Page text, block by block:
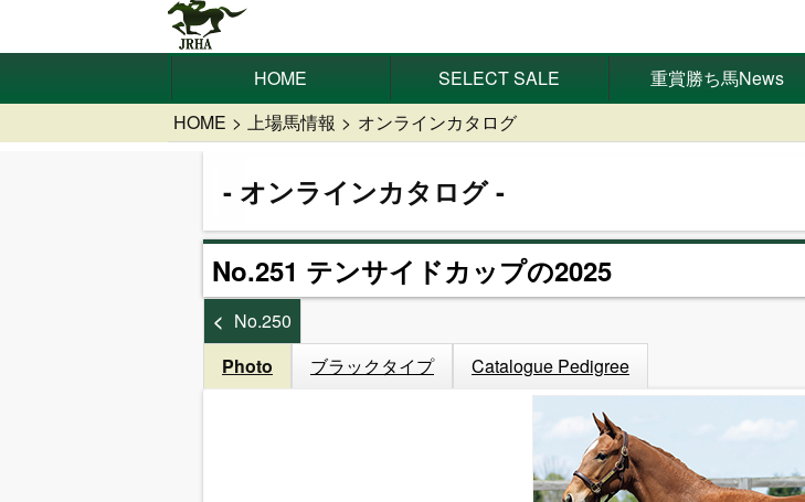
HOME SELECT SALE 重賞勝ち馬News
HOME 上場馬情報 オンラインカタログ
オンラインカタログ
No.251 テンサイドカップの2025
No.250
Photo
ブラックタイプ Catalogue Pedigree